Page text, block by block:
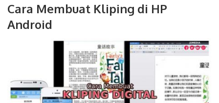
Cara Membuat Kliping di HP
Android